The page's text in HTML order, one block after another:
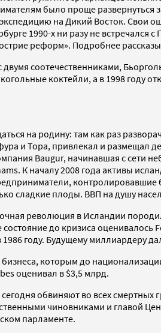
было проще развернуться
на Дикий Восток. Свои
1990-х ни разу не
реформ». Подробнее
двумя соотечественниками,
коктейли, а в 1998 году
на родину: там как раз
и Тора, привлекал и размещал
Baugur, начинавшая с сети
К началу 2008 года активы
сладкие плоды. ВВП на душу
революция в Исландии
состояние до кризиса
году. Будущему миллиардеру
которым до
оценивал в $3,5 млрд.
обвиняют во всех
чиновниками и главой
парламенте.